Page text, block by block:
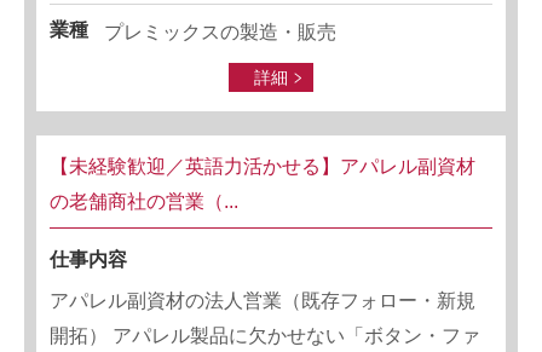
業種 プレミックスの製造・販売
詳細
【未経験歓迎／英語力活かせる】アパレル副資材
の老舗商社の営業（...
仕事内容
アパレル副資材の法人営業（既存フォロー・新規
開拓） アパレル製品に欠かせない「ボタン・ファ